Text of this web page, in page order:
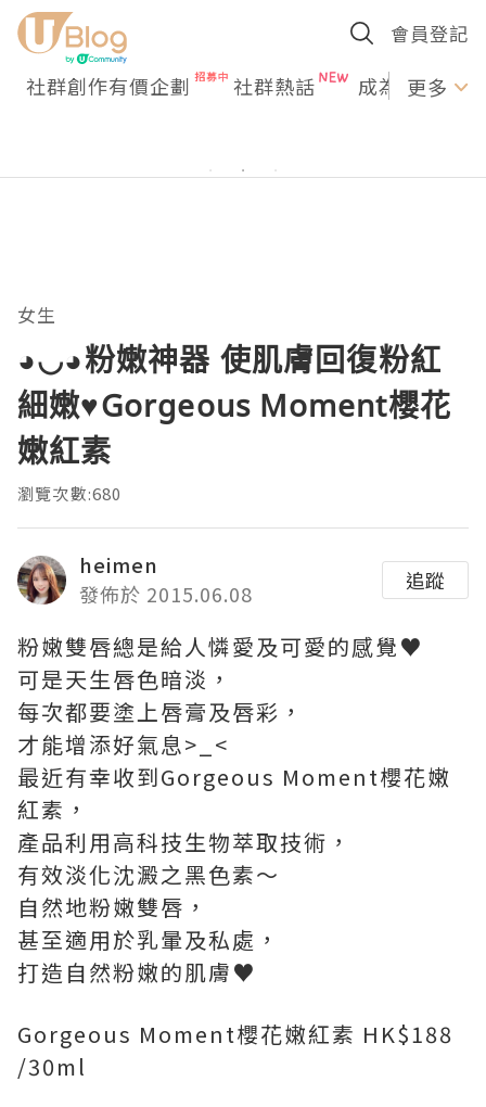
會員登記
社群創作有價企劃 社群熱話 成為U更多
女生
◕◡◕粉嫩神器 使肌膚回復粉紅
細嫩♥Gorgeous Moment櫻花
嫩紅素
瀏覽次數:680
heimen
發佈於 2015.06.08
追蹤
粉嫩雙唇總是給人憐愛及可愛的感覺♥
可是天生唇色暗淡，
每次都要塗上唇膏及唇彩，
才能增添好氣息>_<
最近有幸收到Gorgeous Moment櫻花嫩
紅素，
產品利用高科技生物萃取技術，
有效淡化沈澱之黑色素～
自然地粉嫩雙唇，
甚至適用於乳暈及私處，
打造自然粉嫩的肌膚♥
Gorgeous Moment櫻花嫩紅素 HK$188
/30ml